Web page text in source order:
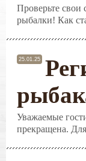
Проверьте свои
рыбалки! Как
25.01.25
Уважаемые
прекращена.